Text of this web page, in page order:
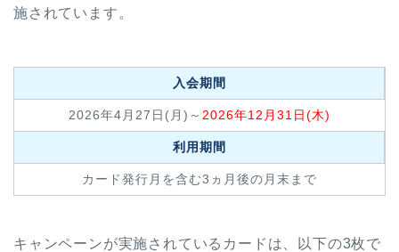
施されています。
入会期間
2026年4月27日(月)～ 2026年12月31日(木)
利用期間
カード発行月を含む3ヵ月後の月末まで
キャンペーンが実施されているカードは、以下の3枚で